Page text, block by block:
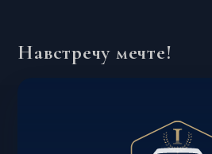
Навстречу мечте!